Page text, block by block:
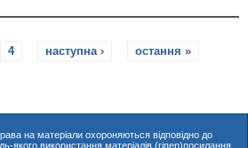
4 наступна › остання »
на матеріали охороняються відповідно до
якого використання матеріалів (гіпер)посилання